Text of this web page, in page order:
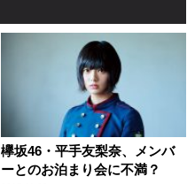
欅坂46・平手友梨奈、メンバ
ーとのお泊まり会に不満？